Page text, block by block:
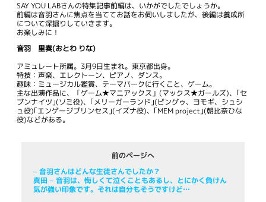
SAY YOU LABさんの特集記事前編は、いかがでしたでしょうか。
前編は音羽さんに焦点を当ててお話をお伺いしましたが、後編は養成所
について深掘りしていきます。
お楽しみに！
音羽 里奏(おとわ りな)
アミュレート所属。3月9日生まれ。東京都出身。
特技：声楽、エレクトーン、ピアノ、ダンス。
趣味：ミュージカル鑑賞、テーマパークに行くこと、ゲーム。
主な出演作品に、「ゲーム★マニアックス」(マックス★ガールズ)、｢セ
ブンナイツ｣(ソミ役)、｢メリーガーランド｣(ピングゥ、ヨモギ、シュシ
ュ役)｢エンゲージプリンセス｣(イズナ役)、｢MEM project｣(朝比奈ひな
役)などがある。
前のページへ
– 音羽さんはどんな生徒さんでしたか？
真田 – 音羽は、悔しくて泣くこともあるし、とにかく負けん
気が強い印象です。それは自分もそうですけど…